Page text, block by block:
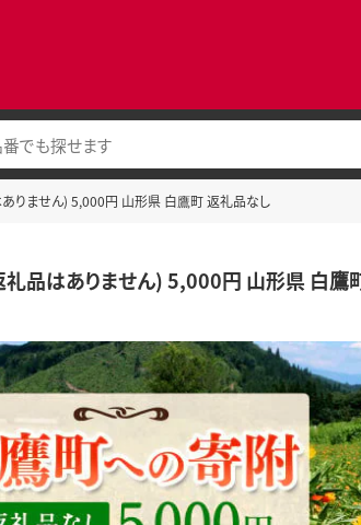
りません) 5,000円 山形県 白鷹町 返礼品なし
品はありません) 5,000円 山形県 白鷹